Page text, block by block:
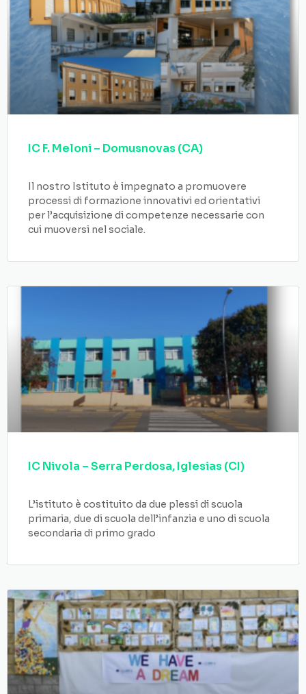
IC F. Meloni – Domusnovas (CA)
Il nostro Istituto è impegnato a promuovere
processi di formazione innovativi ed orientativi
per l’acquisizione di competenze necessarie con
cui muoversi nel sociale.
IC Nivola – Serra Perdosa, Iglesias (CI)
L’istituto è costituito da due plessi di scuola
primaria, due di scuola dell’infanzia e uno di scuola
secondaria di primo grado